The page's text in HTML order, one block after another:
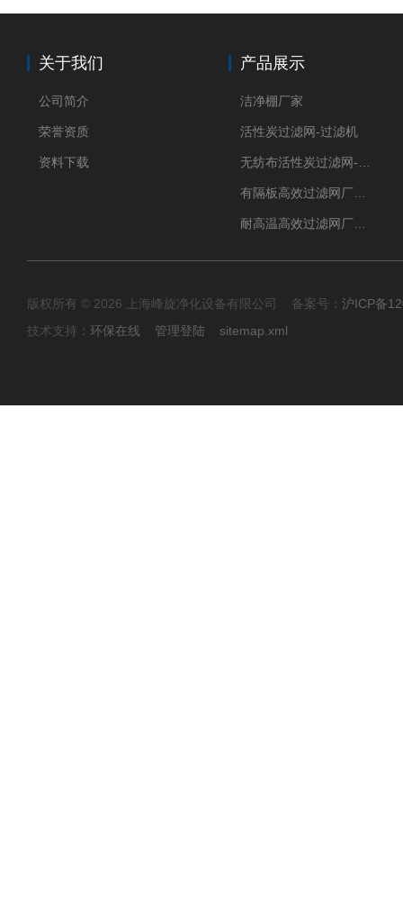
关于我们
公司简介
荣誉资质
资料下载
产品展示
洁净棚厂家
活性炭过滤网-过滤机
版权所有 © 2026 上海峰旋净化设备有限公司 备案号： 沪ICP备
技术支持： 环保在线 管理登陆 sitemap.xml